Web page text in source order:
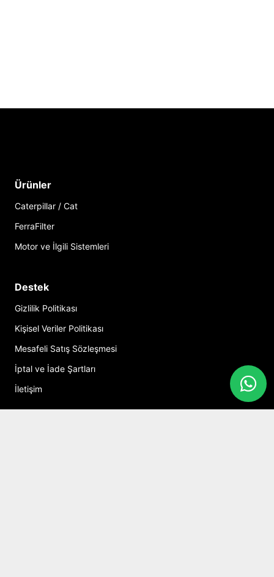
Ürünler
Caterpillar / Cat
FerraFilter
Motor ve İlgili Sistemleri
Destek
Gizlilik Politikası
Kişisel Veriler Politikası
Mesafeli Satış Sözleşmesi
İptal ve İade Şartları
İletişim